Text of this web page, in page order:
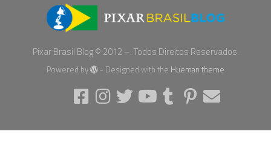
Pixar Brasil Blog © 2012 –. Todos Direitos Reservados.
Powered by - Designed with the Hueman theme